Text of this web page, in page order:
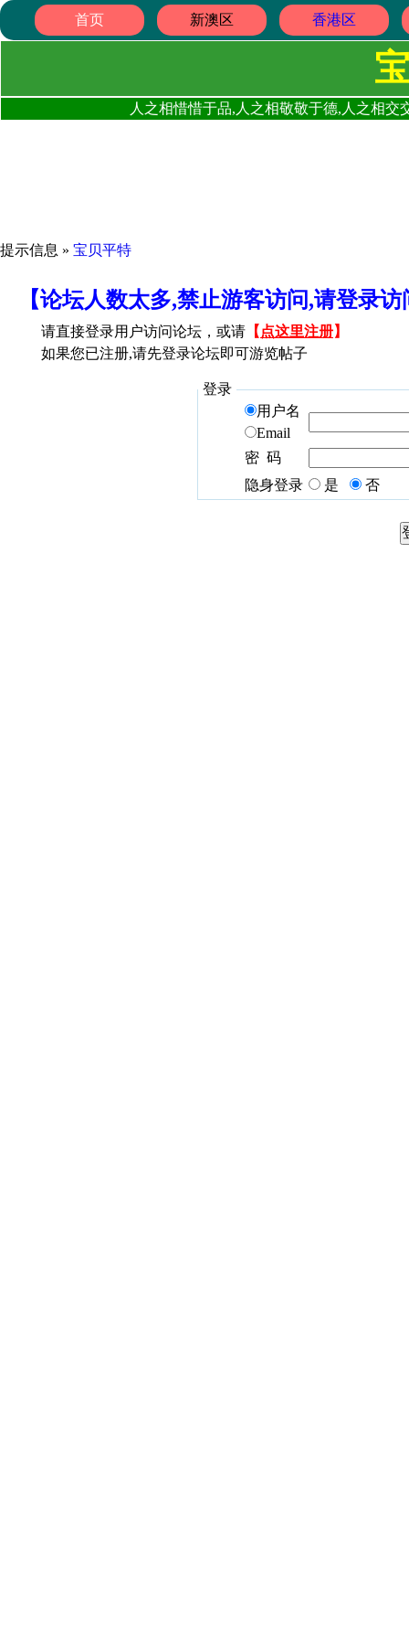
首页 新澳区 香港区
人之相惜惜于品,人之相敬敬于德,人之相
提示信息 » 宝贝平特
【论坛人数太多,禁止游客访问,请登录
请直接登录用户访问论坛，或请 【 点这里注册】
如果您已注册,请先登录论坛即可游览帖子
登录
用户名
Email
密 码
隐身登录
是 否